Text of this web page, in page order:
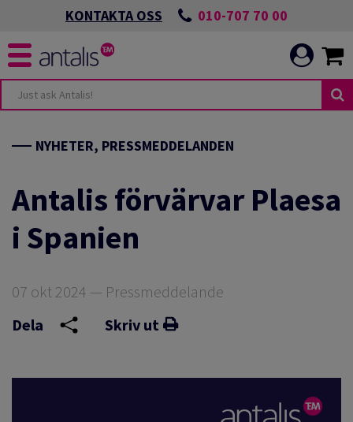
KONTAKTA OSS 010-707 70 00
OMSTÄLLNING
UTVECKLA
NYHETER, PRESSMEDDELANDEN
Antalis förvärvar Plaesa
i Spanien
07 okt 2024 — Pressmeddelande
Dela
Skriv ut